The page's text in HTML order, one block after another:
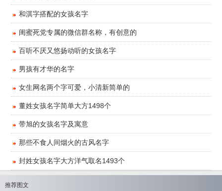
​和淇字搭配的女孩名字
​闺蜜死党专属的微信群名称，有创意的
​百听不厌又悠扬动听的女孩名字
​男孩有才华的名字
​女生网名两个字可爱，小清新简单的
董姓女孩名字简单大方1498个
​带旭的女孩名字及寓意
​那些不食人间烟火的古风名字
封姓女孩名字大方洋气取名1493个
推荐图文